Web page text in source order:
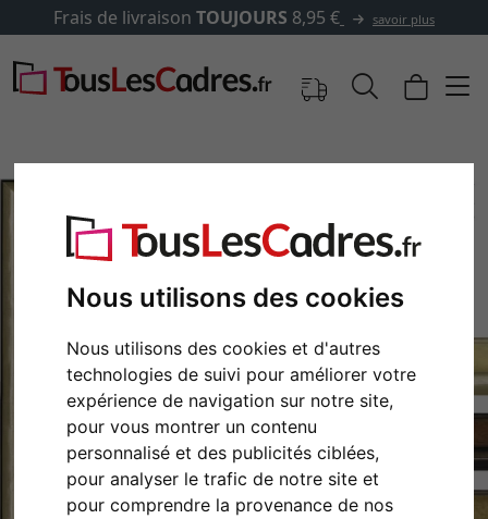
Nous utilisons des cookies
Nous utilisons des cookies et d'autres
technologies de suivi pour améliorer votre
expérience de navigation sur notre site,
pour vous montrer un contenu
personnalisé et des publicités ciblées,
pour analyser le trafic de notre site et
pour comprendre la provenance de nos
de livraisonTOUJOURS 8,95 € savoir plus
Retour